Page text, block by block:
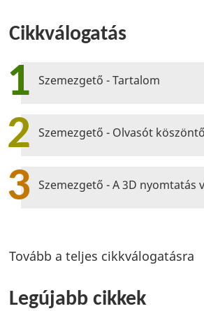
Cikkválogatás
1 Szemezgető - Tartalom
2 Szemezgető - Olvasót köszöntő
3 Szemezgető - A 3D nyomtatás
Tovább a teljes cikkválogatásra
Legújabb cikkek